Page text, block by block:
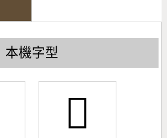
本機字型
𢷙